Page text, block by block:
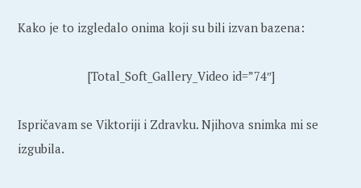
Kako je to izgledalo onima koji su bili izvan bazena:
[Total_Soft_Gallery_Video id=”74″]
Ispričavam se Viktoriji i Zdravku. Njihova snimka mi se
izgubila.